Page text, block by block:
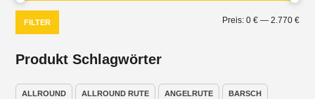
Min.
FILTER Preis: 0 €— 2.770 €
Produkt Schlagwörter
ALLROUND ALLROUND RUTE ANGELRUTE BARSCH